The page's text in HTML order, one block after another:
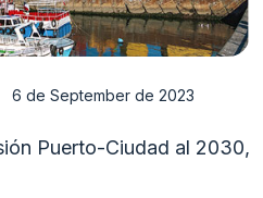
6 de September de 2023
Puerto-Ciudad al 2030,